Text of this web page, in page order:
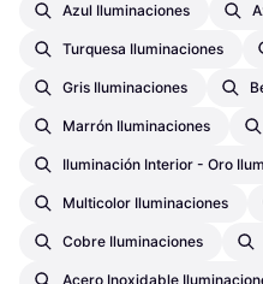
Azul Iluminaciones
Turquesa Iluminaciones
Gris Iluminaciones
Marrón Iluminaciones
Iluminación Interior - Oro
Multicolor Iluminaciones
Cobre Iluminaciones
Acero Inoxidable